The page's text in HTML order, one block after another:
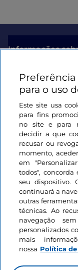
Informações
Ligações úteis
Iniciar sessão
Mantenha-se em
para o uso
Este site usa
para fins
no site e para
decidir a que
recusar ou
momento,
em
todos", concorda
seu dispositivo.
continuará a
outras
técnicas. Ao
navegação
personalizados
mais
nossa Política